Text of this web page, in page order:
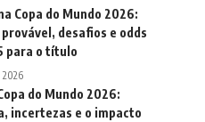
Copa do Mundo 2026:
desafios e odds
para o título
do Mundo 2026:
incertezas e o impacto